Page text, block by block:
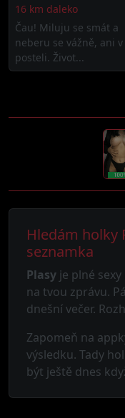
16 km daleko
Čau! Miluju se smát a
neberu se vážně, ani v
posteli. Život...
Hledám holky
seznamka
Plasy je plné
na tvou zprávu.
dnešní večer.
Zapomeň na
výsledku. Tady
být ještě dnes